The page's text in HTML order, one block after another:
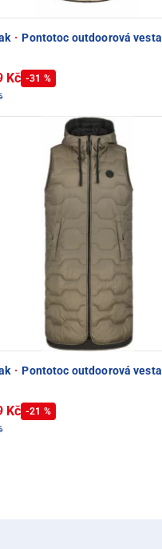
· Pontotoc outdoorová vesta
Kč -31 %
· Pontotoc outdoorová vesta
Kč -21 %